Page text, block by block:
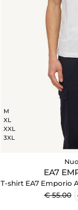
M
XL
XXL
3XL
EA7
T-shirt EA7 Emporio
€ 55.00